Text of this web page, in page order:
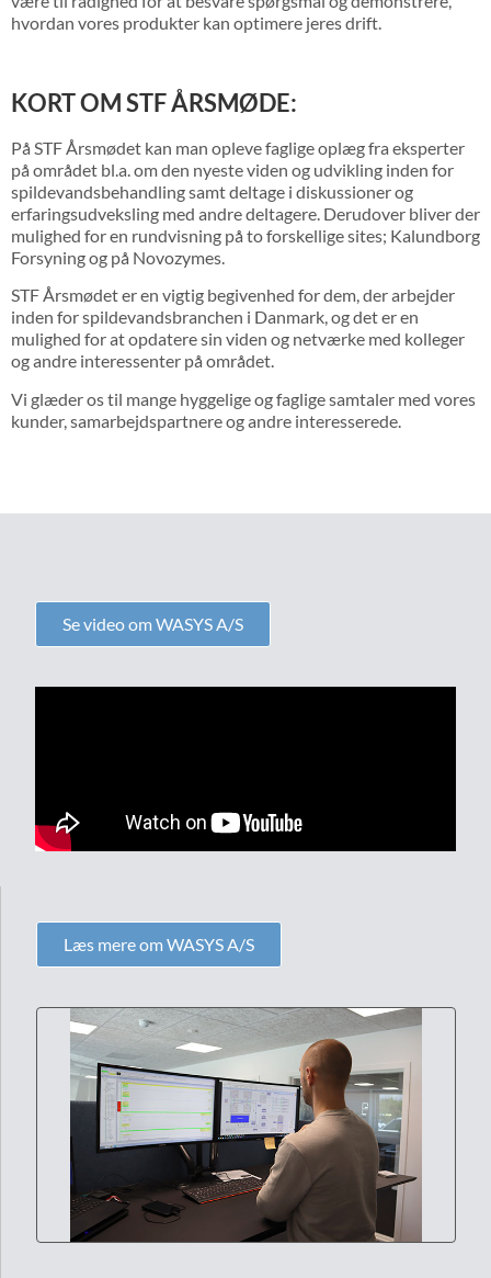
hvordan vores produkter kan optimere jeres drift.
KORT OM STF ÅRSMØDE:
På STF Årsmødet kan man opleve faglige oplæg fra eksperter
på området bl.a. om den nyeste viden og udvikling inden for
spildevandsbehandling samt deltage i diskussioner og
erfaringsudveksling med andre deltagere. Derudover bliver der
mulighed for en rundvisning på to forskellige sites; Kalundborg
Forsyning og på Novozymes.
STF Årsmødet er en vigtig begivenhed for dem, der arbejder
inden for spildevandsbranchen i Danmark, og det er en
mulighed for at opdatere sin viden og netværke med kolleger
og andre interessenter på området.
Vi glæder os til mange hyggelige og faglige samtaler med vores
kunder, samarbejdspartnere og andre interesserede.
Se video om WASYS A/S
Læs mere om WASYS A/S